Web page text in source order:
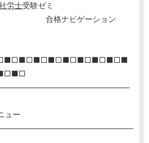
労士受験ゼミ
ビゲーション
ュー